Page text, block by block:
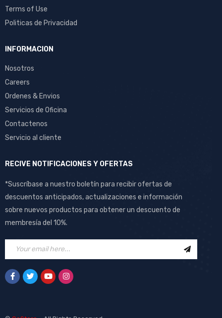
Terms of Use
Politicas de Privacidad
INFORMACION
Nosotros
Careers
Ordenes & Envios
Servicios de Oficina
Contactenos
Servicio al cliente
RECIVE NOTIFICACIONES Y OFERTAS
*Suscríbase a nuestro boletín para recibir ofertas de
descuentos anticipados, actualizaciones e información
sobre nuevos productos para obtener un descuento de
membresía del 10%.